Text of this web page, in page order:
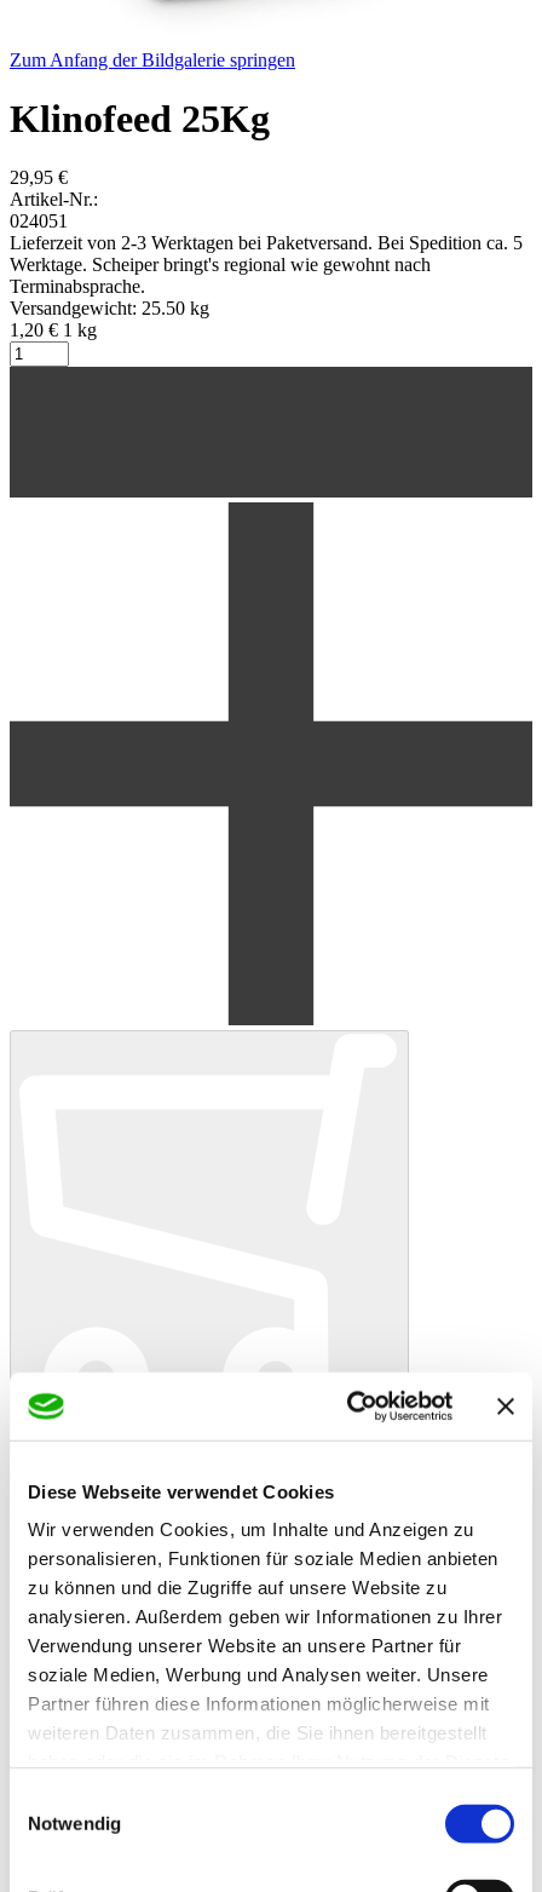
Diese Webseite verwendet Cookies
Wir verwenden Cookies, um Inhalte und Anzeigen zu
personalisieren, Funktionen für soziale Medien anbieten
zu können und die Zugriffe auf unsere Website zu
analysieren. Außerdem geben wir Informationen zu Ihrer
Verwendung unserer Website an unsere Partner für
soziale Medien, Werbung und Analysen weiter. Unsere
Partner führen diese Informationen möglicherweise mit
weiteren Daten zusammen, die Sie ihnen bereitgestellt
Notwendig
Zum Anfang der Bildgalerie springen
Klinofeed 25Kg
29,95 €
Artikel-Nr.:
024051
Lieferzeit von 2-3 Werktagen bei Paketversand. Bei Spedition ca. 5
Werktage. Scheiper bringt's regional wie gewohnt nach
Terminabsprache.
Versandgewicht: 25.50 kg
1,20 € 1 kg
In den Warenkorb Danke! Etwas ist schiefgelaufen
Futterzusatzstoff GMP+
Klinofeed ist ein Silikat sedimentären Ursprungs aus der Gruppe der
Klinoptilolithe, welches durch die spezielle Aufbereitung
außerordentlich gute Bindeeigenschaften mit sich bringt.
Klinofeed bindet selektiv Schadstoffe (z.B. NH4+, Afatoxine).
Nähr- und Wirkstoffe sind weiterhin für das Tier voll nutzbar. Diese
werden nicht absorbiert. Klinofeed bindet freies Wasser im Futter,
dadurch wird die Fließfähigkeit verbessert und das Futter besser
gegen mikrobiellen Verderb geschütz.
Klinofeed kann auch sehr gut zur Reduzierung der Gerüche und
Feuchtigkeit in der Einstreue eingesetzt werden.
Zusatzinformationen
Klinoptilolith sedimentären Ursprungs >
80%, technologischer Zusatzstoff für alle